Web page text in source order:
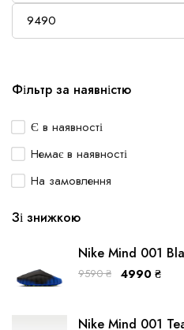
Фільтр за наявністю
Є в наявності
Немає в наявності
На замовлення
Зі знижкою
Nike Mind 001
9590₴ 4990 ₴
Nike Mind 001